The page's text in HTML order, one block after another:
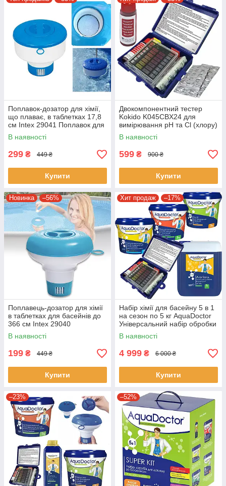
Поплавок-дозатор для хімії,
що плаває, в таблетках 17,8
см Intex 29041 Поплавок для
басейну
В наявності
299 ₴ 449 ₴
Купити
Двокомпонентний тестер
Kokido K045CBX24 для
вимірювання pH та Cl (хлору)
для басейну
В наявності
599 ₴ 900 ₴
Купити
Новинка –56%
Поплавець-дозатор для хімії
в таблетках для басейнів до
366 см Intex 29040
В наявності
199 ₴ 449 ₴
Купити
Хит продаж –17%
Набір хімії для басейну 5 в 1
на сезон по 5 кг AquaDoctor
Універсальний набір обробки
басейну
В наявності
4 999 ₴ 6 000 ₴
Купити
–23% –52%